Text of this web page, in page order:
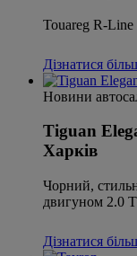
Touareg R-Line
Дізнатися
Новини
Tiguan
Харків
Чорний,
двигуном 2.0
Дізнатися